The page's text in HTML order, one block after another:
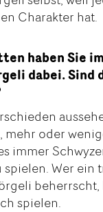
Charakter hat.
haben Sie
dabei. Sind
mehr oder
immer
Wer ein
beherrscht,
spielen.